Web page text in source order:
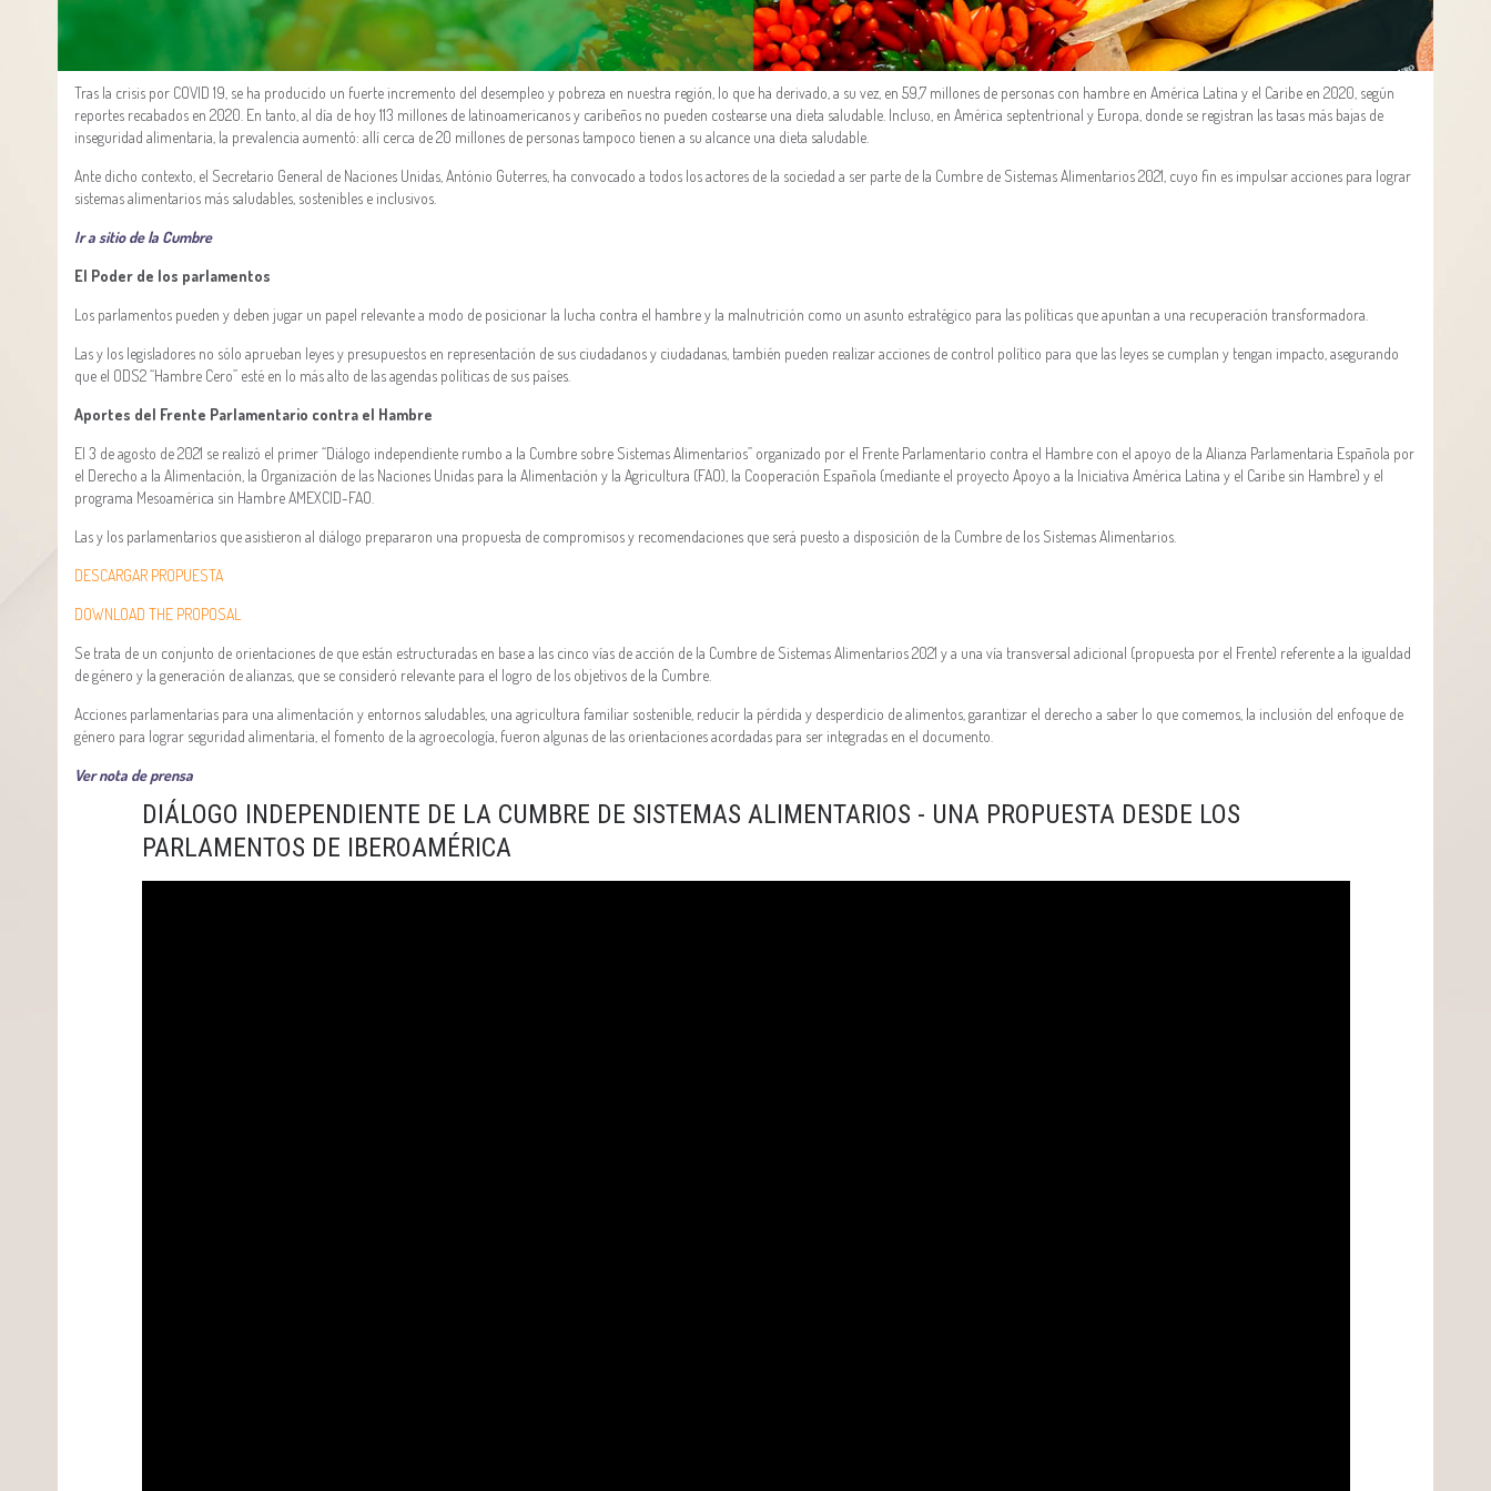
Tras la crisis por COVID 19, se ha producido un fuerte incremento del desempleo y pobreza en nuestra región, lo que ha derivado, a su vez, en 59,7 millones de personas con hambre en América Latina y el Caribe en 2020, según
reportes recabados en 2020. En tanto, al día de hoy 113 millones de latinoamericanos y caribeños no pueden costearse una dieta saludable. Incluso, en América septentrional y Europa, donde se registran las tasas más bajas de
inseguridad alimentaria, la prevalencia aumentó: allí cerca de 20 millones de personas tampoco tienen a su alcance una dieta saludable.
Ante dicho contexto, el Secretario General de Naciones Unidas, António Guterres, ha convocado a todos los actores de la sociedad a ser parte de la Cumbre de Sistemas Alimentarios 2021, cuyo fin es impulsar acciones para lograr
sistemas alimentarios más saludables, sostenibles e inclusivos.
Ir a sitio de la Cumbre
El Poder de los parlamentos
Los parlamentos pueden y deben jugar un papel relevante a modo de posicionar la lucha contra el hambre y la malnutrición como un asunto estratégico para las políticas que apuntan a una recuperación transformadora.
Las y los legisladores no sólo aprueban leyes y presupuestos en representación de sus ciudadanos y ciudadanas, también pueden realizar acciones de control político para que las leyes se cumplan y tengan impacto, asegurando
que el ODS2 “Hambre Cero” esté en lo más alto de las agendas políticas de sus países.
Aportes del Frente Parlamentario contra el Hambre
El 3 de agosto de 2021 se realizó el primer “Diálogo independiente rumbo a la Cumbre sobre Sistemas Alimentarios” organizado por el Frente Parlamentario contra el Hambre con el apoyo de la Alianza Parlamentaria Española por
el Derecho a la Alimentación, la Organización de las Naciones Unidas para la Alimentación y la Agricultura (FAO), la Cooperación Española (mediante el proyecto Apoyo a la Iniciativa América Latina y el Caribe sin Hambre) y el
programa Mesoamérica sin Hambre AMEXCID-FAO.
Las y los parlamentarios que asistieron al diálogo prepararon una propuesta de compromisos y recomendaciones que será puesto a disposición de la Cumbre de los Sistemas Alimentarios.
DESCARGAR PROPUESTA
DOWNLOAD THE PROPOSAL
Se trata de un conjunto de orientaciones de que están estructuradas en base a las cinco vías de acción de la Cumbre de Sistemas Alimentarios 2021 y a una vía transversal adicional (propuesta por el Frente) referente a la igualdad
de género y la generación de alianzas, que se consideró relevante para el logro de los objetivos de la Cumbre.
Acciones parlamentarias para una alimentación y entornos saludables, una agricultura familiar sostenible, reducir la pérdida y desperdicio de alimentos, garantizar el derecho a saber lo que comemos, la inclusión del enfoque de
género para lograr seguridad alimentaria, el fomento de la agroecología, fueron algunas de las orientaciones acordadas para ser integradas en el documento.
Ver nota de prensa
DIÁLOGO INDEPENDIENTE DE LA CUMBRE DE SISTEMAS ALIMENTARIOS - UNA PROPUESTA DESDE LOS
PARLAMENTOS DE IBEROAMÉRICA